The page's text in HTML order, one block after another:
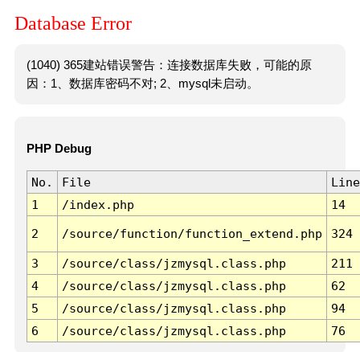
Database Error
(1040) 365建站错误警告：连接数据库失败，可能的原
因：1、数据库密码不对; 2、mysql未启动。
PHP Debug
No. File
Line
1
/index.php 14
2 /source/function/function_extend.php 324
3 /source/class/jzmysql.class.php
211
4
/source/class/jzmysql.class.php
62
5
/source/class/jzmysql.class.php
94
6
/source/class/jzmysql.class.php 76